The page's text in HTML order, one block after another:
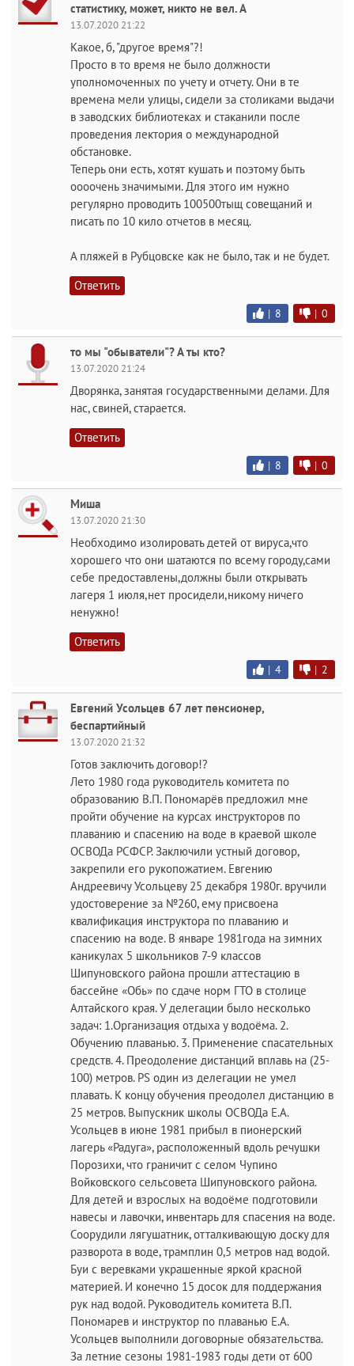
статистику, может, никто не вел. А
13.07.2020 21:22
Какое, б, "другое время"?!
Просто в то время не было должности
уполномоченных по учету и отчету. Они в те
времена мели улицы, сидели за столиками выдачи
в заводских библиотеках и стаканили после
проведения лектория о международной
обстановке.
Теперь они есть, хотят кушать и поэтому быть
оооочень значимыми. Для этого им нужно
регулярно проводить 100500тыщ совещаний и
писать по 10 кило отчетов в месяц.
А пляжей в Рубцовске как не было, так и не будет.
Ответить
| 8 | 0
то мы "обыватели"? А ты кто?
13.07.2020 21:24
Дворянка, занятая государственными делами. Для
нас, свиней, старается.
Ответить
| 8 | 0
Миша
13.07.2020 21:30
Необходимо изолировать детей от вируса,что
хорошего что они шатаются по всему городу,сами
себе предоставлены,должны были открывать
лагеря 1 июля,нет просидели,никому ничего
ненужно!
Ответить
| 4 | 2
Евгений Усольцев 67 лет пенсионер,
беспартийный
13.07.2020 21:32
Готов заключить договор!?
Лето 1980 года руководитель комитета по
образованию В.П. Пономарёв предложил мне
пройти обучение на курсах инструкторов по
плаванию и спасению на воде в краевой школе
ОСВОДа РСФСР. Заключили устный договор,
закрепили его рукопожатием. Евгению
Андреевичу Усольцеву 25 декабря 1980г. вручили
удостоверение за №260, ему присвоена
квалификация инструктора по плаванию и
спасению на воде. В январе 1981года на зимних
каникулах 5 школьников 7-9 классов
Шипуновского района прошли аттестацию в
бассейне «Обь» по сдаче норм ГТО в столице
Алтайского края. У делегации было несколько
задач: 1.Организация отдыха у водоёма. 2.
Обучению плаванью. 3. Применение спасательных
средств. 4. Преодоление дистанций вплавь на (25-
100) метров. PS один из делегации не умел
плавать. К концу обучения преодолел дистанцию в
25 метров. Выпускник школы ОСВОДа Е.А.
Усольцев в июне 1981 прибыл в пионерский
лагерь «Радуга», расположенный вдоль речушки
Порозихи, что граничит с селом Чупино
Войковского сельсовета Шипуновского района.
Для детей и взрослых на водоёме подготовили
навесы и лавочки, инвентарь для спасения на воде.
Соорудили лягушатник, отталкивающую доску для
разворота в воде, трамплин 0,5 метров над водой.
Буи с веревками украшенные яркой красной
материей. И конечно 15 досок для поддержания
рук над водой. Руководитель комитета В.П.
Пономарев и инструктор по плаванью Е.А.
Усольцев выполнили договорные обязательства.
За летние сезоны 1981-1983 годы дети от 600